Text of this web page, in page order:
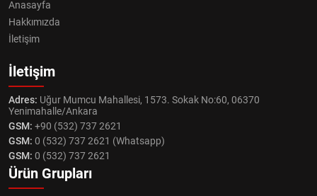
Anasayfa
Hakkımızda
İletişim
İletişim
Adres: Uğur Mumcu Mahallesi, 1573. Sokak No:60, 06370
Yenimahalle/Ankara
GSM: +90 (532) 737 2621
GSM: 0 (532) 737 2621 (Whatsapp)
GSM: 0 (532) 737 2621
Ürün Grupları